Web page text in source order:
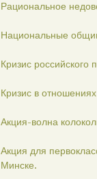
Рациональное
Национальные
Кризис российского
Кризис в
Акция-волна
Акция для
Минске.